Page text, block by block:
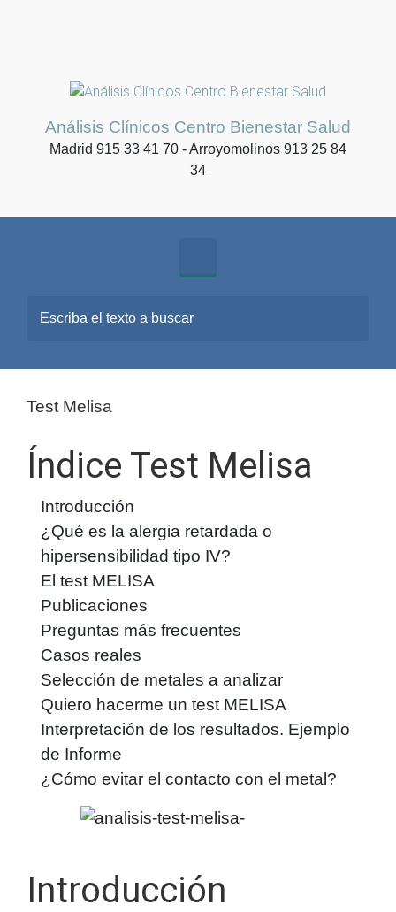
Análisis Clínicos Centro Bienestar Salud
Madrid 915 33 41 70 - Arroyomolinos 913 25 84
34
Test Melisa
Índice Test Melisa
Introducción
¿Qué es la alergia retardada o
hipersensibilidad tipo IV?
El test MELISA
Publicaciones
Preguntas más frecuentes
Casos reales
Selección de metales a analizar
Quiero hacerme un test MELISA
Interpretación de los resultados. Ejemplo
de Informe
¿Cómo evitar el contacto con el metal?
Introducción